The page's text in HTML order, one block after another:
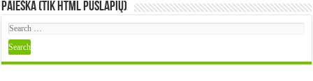
Paieška (tik HTML puslapių)